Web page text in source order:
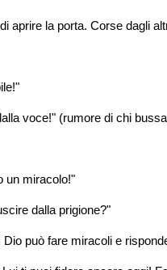
aprire la porta. Corse dagli
voce!" (rumore di chi
un miracolo!"
dalla prigione?"
può fare miracoli e